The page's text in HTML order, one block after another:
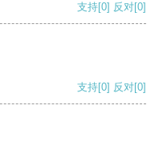
支持[0] 反对[0]
支持[0] 反对[0]